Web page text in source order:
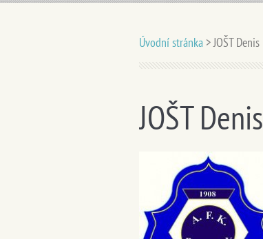
Úvodní stránka >JOŠT Denis
JOŠT Denis